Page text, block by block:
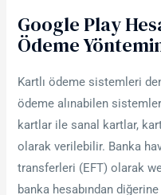
Google Play
Ödeme
Kartlı ödeme sistemleri
ödeme alınabilen
kartlar ile sanal kartlar,
olarak verilebilir. Banka
transferleri (EFT) olarak
banka hesabından